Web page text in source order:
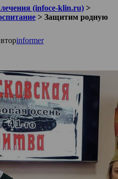
(infoce-klin.ru) >
> Защитим родную
informer